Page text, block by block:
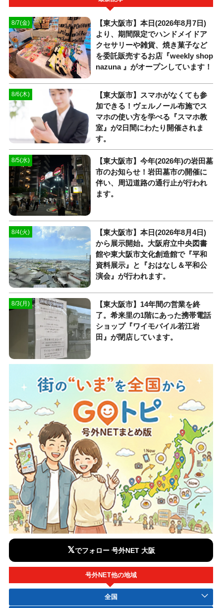
8/7(金)
【東大阪市】本日(2026年8月7日)
より、期間限定でハンドメイドア
クセサリーや雑貨、焼き菓子など
を委託販売するお店『weekly shop
nazuna 』がオープンしています！
8/6(木)
【東大阪市】スマホがなくても参
加できる！ヴェルノール布施でス
マホの使い方を学べる『スマホ教
室』が2日間にわたり開催されま
す。
8/5(水)
【東大阪市】今年(2026年)の岩田墓
市のお知らせ！岩田墓市の開催に
伴い、周辺道路の通行止が行われ
ます。
8/4(火)
【東大阪市】本日(2026年8月4日)
から展示開始。大阪府立中央図書
館や東大阪市文化創造館で『平和
資料展示』と『おはなし＆平和公
演会』が行われます。
8/3(月)
【東大阪市】14年間の営業を終
了。希来里の1階にあった携帯電話
ショップ『ワイモバイル若江岩
田』が閉店しています。
𝕏でフォロー 号外NET 大阪
号外NET他の地域
全国